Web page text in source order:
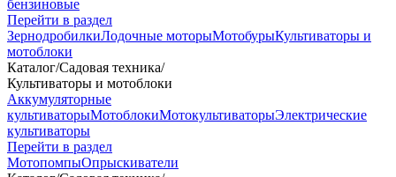
бензиновые
Перейти в раздел
ЗернодробилкиЛодочные моторыМотобурыКультиваторы и
мотоблоки
Каталог/Садовая техника/
Культиваторы и мотоблоки
Аккумуляторные
культиваторыМотоблокиМотокультиваторыЭлектрические
культиваторы
Перейти в раздел
МотопомпыОпрыскиватели